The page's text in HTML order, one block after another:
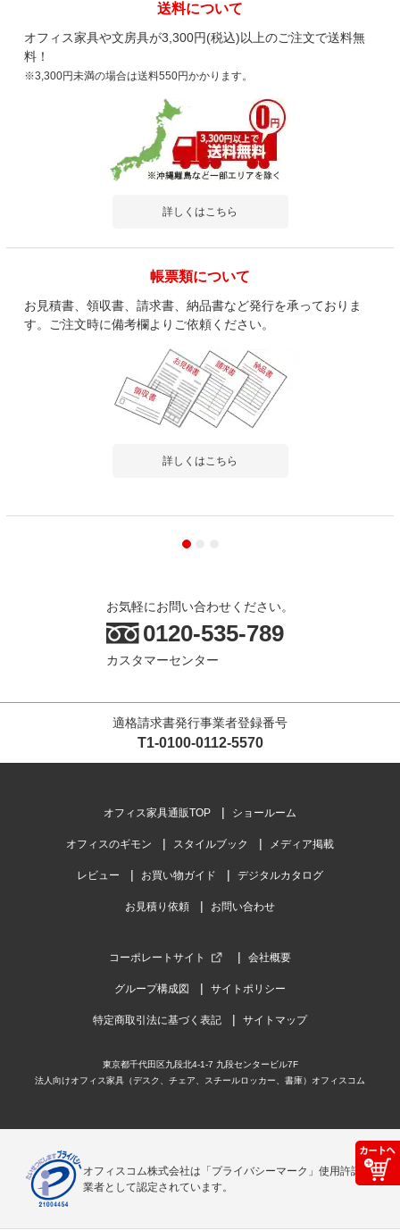
送料について
オフィス家具や文房具が3,300円(税込)以上のご注文で送料無
料！
※3,300円未満の場合は送料550円かかります。
詳しくはこちら
帳票類について
お見積書、領収書、請求書、納品書など発行を承っておりま
す。ご注文時に備考欄よりご依頼ください。
詳しくはこちら
お気軽にお問い合わせください。
0120-535-789
カスタマーセンター
適格請求書発行事業者登録番号
T1-0100-0112-5570
オフィス家具通販TOP ショールーム
オフィスのギモン スタイルブック メディア掲載
レビュー お買い物ガイド デジタルカタログ
お見積り依頼 お問い合わせ
コーポレートサイト 会社概要
グループ構成図 サイトポリシー
特定商取引法に基づく表記 サイトマップ
東京都千代田区九段北4-1-7 九段センタービル7F
法人向けオフィス家具（デスク、チェア、スチールロッカー、書庫）オフィスコム
オフィスコム株式会社は「プライバシーマーク」使用許諾事
業者として認定されています。